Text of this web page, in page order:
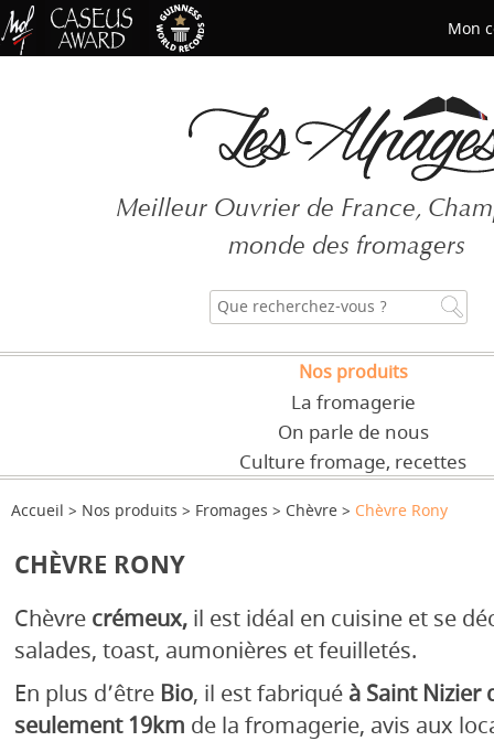
Meilleur Ouvrier de France,
monde des fromagers
Nos produits
La fromagerie
On parle de nous
Culture fromage, recettes
Accueil Nos produits Fromages Chèvre Chèvre Rony
CHÈVRE RONY
Chèvrecrémeux,il est idéal en cuisine et se
salades, toast, aumonières et feuilletés.
En plus d’être Bio, il est fabriquéà Saint Nizier
seulement 19km de la fromagerie, avis aux
Mon
Mot de passe oublié ?
CRÉER UN